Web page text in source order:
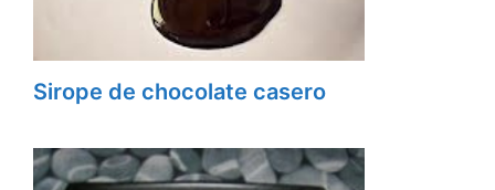
Sirope de chocolate casero